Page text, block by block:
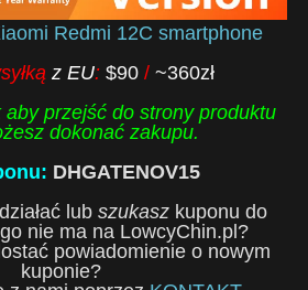
Redmi 12C smartphone
z EU: $90 / ~360zł
przejść do strony produktu
dokonać zakupu.
DHGATENOV15
lub szukaszkuponu do
nie ma na LowcyChin.pl?
powiadomienie o nowym
kuponie?